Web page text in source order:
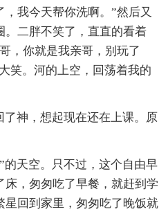
我今天帮你洗啊。”然后又
。二胖不笑了，直直的看着
，你就是我亲哥，别玩了
笑。河的上空，回荡着我的
了神，想起现在还在上课。原
的天空。只不过，这个自由早
床，匆匆吃了早餐，就赶到学
星回到家里，匆匆吃了晚饭就